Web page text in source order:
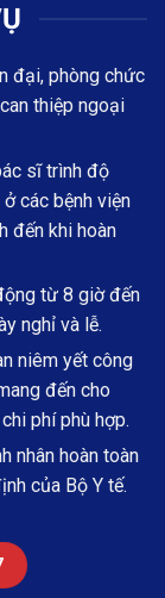
đại, phòng chức
thiệp ngoại
sĩ trình độ
các bệnh viện
đến khi hoàn
từ 8 giờ đến
nghỉ và lễ.
niêm yết công
đến cho
phí phù hợp.
nhân hoàn toàn
của Bộ Y tế.